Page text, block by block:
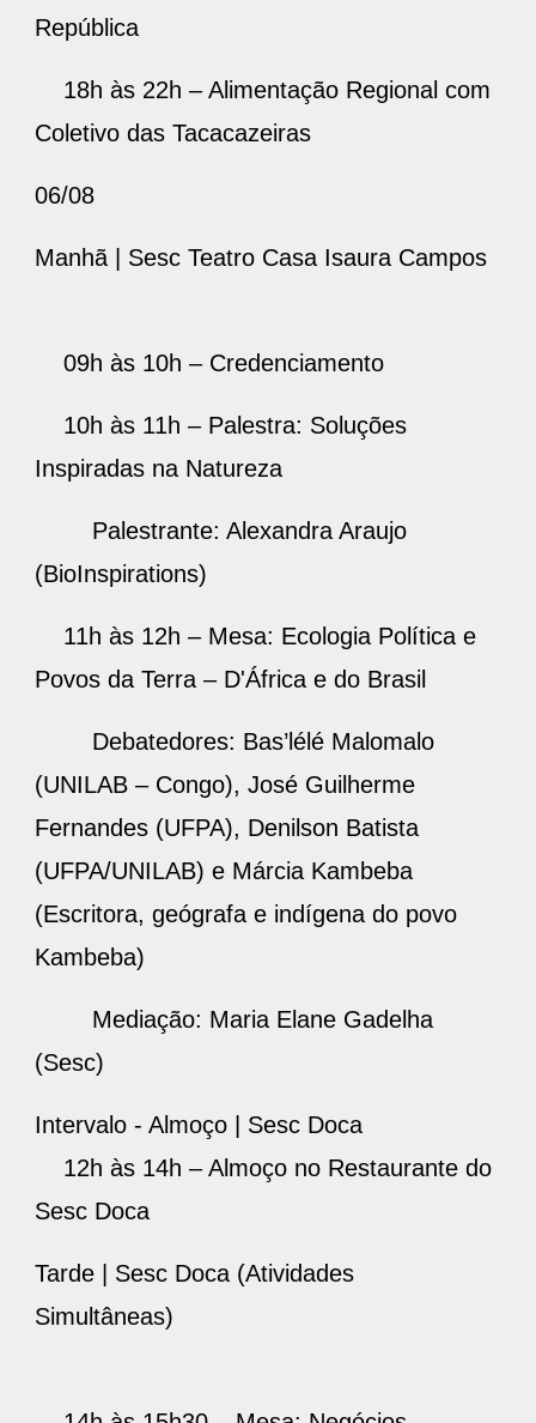
República
18h às 22h – Alimentação Regional com
Coletivo das Tacacazeiras
06/08
Manhã | Sesc Teatro Casa Isaura Campos
09h às 10h – Credenciamento
10h às 11h – Palestra: Soluções
Inspiradas na Natureza
Palestrante: Alexandra Araujo
(BioInspirations)
11h às 12h – Mesa: Ecologia Política e
Povos da Terra – D'África e do Brasil
Debatedores: Bas’lélé Malomalo
(UNILAB – Congo), José Guilherme
Fernandes (UFPA), Denilson Batista
(UFPA/UNILAB) e Márcia Kambeba
(Escritora, geógrafa e indígena do povo
Kambeba)
Mediação: Maria Elane Gadelha
(Sesc)
Intervalo - Almoço | Sesc Doca
12h às 14h – Almoço no Restaurante do
Sesc Doca
Tarde | Sesc Doca (Atividades
Simultâneas)